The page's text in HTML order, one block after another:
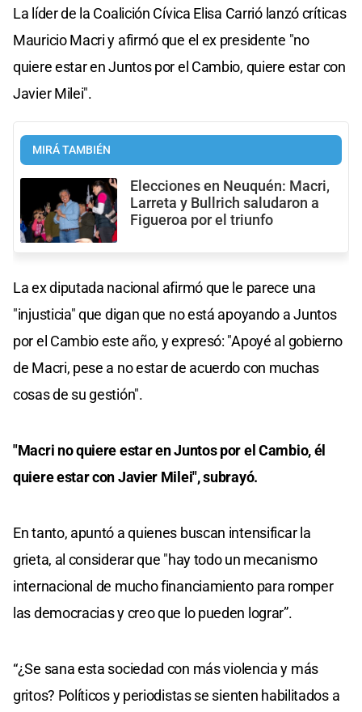
La líder de la Coalición Cívica Elisa Carrió lanzó críticas
Mauricio Macri y afirmó que el ex presidente "no
quiere estar en Juntos por el Cambio, quiere estar con
Javier Milei".
MIRÁ TAMBIÉN
Elecciones en Neuquén: Macri,
Larreta y Bullrich saludaron a
Figueroa por el triunfo
La ex diputada nacional afirmó que le parece una
"injusticia" que digan que no está apoyando a Juntos
por el Cambio este año, y expresó: "Apoyé al gobierno
de Macri, pese a no estar de acuerdo con muchas
cosas de su gestión".
"Macri no quiere estar en Juntos por el Cambio, él
quiere estar con Javier Milei", subrayó.
En tanto, apuntó a quienes buscan intensificar la
grieta, al considerar que "hay todo un mecanismo
internacional de mucho financiamiento para romper
las democracias y creo que lo pueden lograr”.
“¿Se sana esta sociedad con más violencia y más
gritos? Políticos y periodistas se sienten habilitados a